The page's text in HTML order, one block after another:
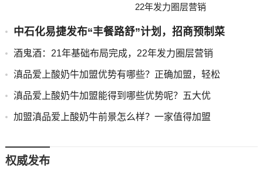
22年发力圈层营销
中石化易捷发布“丰餐路舒”计划，招商预制菜
酒鬼酒：21年基础布局完成，22年发力圈层营销
滇品爱上酸奶牛加盟优势有哪些？正确加盟，轻松
滇品爱上酸奶牛加盟能得到哪些优势呢？五大优
加盟滇品爱上酸奶牛前景怎么样？一家值得加盟
权威发布